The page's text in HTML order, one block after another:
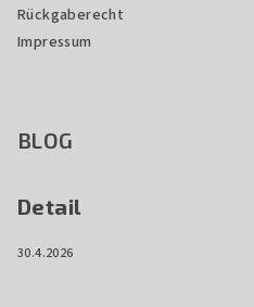
Rückgaberecht
Impressum
BLOG
Detail
30.4.2026